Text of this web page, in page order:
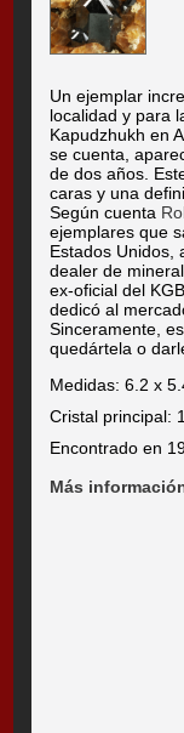
Un ejemplar
localidad y para
Kapudzhukh en
se cuenta,
de dos años.
caras y una
Según cuenta
ejemplares que
Estados Unidos,
dealer de
ex-oficial del
dedicó al
Sinceramente,
quedártela o
Medidas: 6.2 x
Cristal principal:
Encontrado en
Más